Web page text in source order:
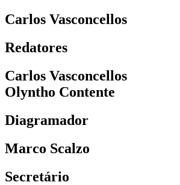
Carlos Vasconcellos
Redatores
Carlos Vasconcellos
Olyntho Contente
Diagramador
Marco Scalzo
Secretário